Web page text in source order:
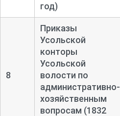
год)
8
Приказы
Усольской
конторы
Усольской
волости по
административно-
хозяйственным
вопросам (1832